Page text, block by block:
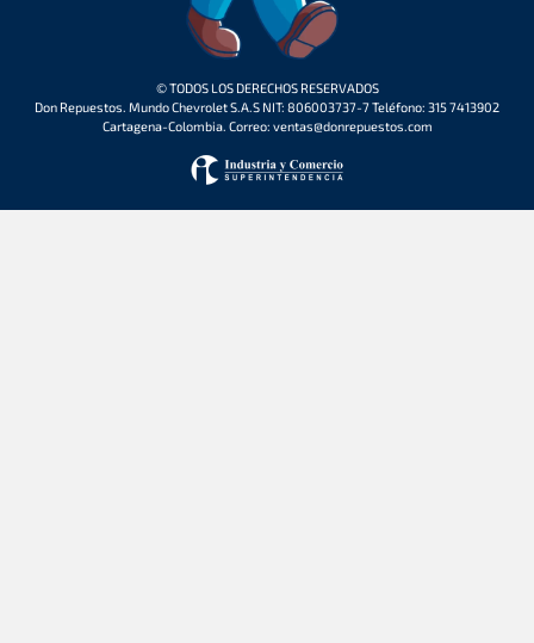
© TODOS LOS DERECHOS RESERVADOS
Don Repuestos. Mundo Chevrolet S.A.S NIT: 806003737-7 Teléfono: 315 7413902
Cartagena-Colombia. Correo: ventas@donrepuestos.com